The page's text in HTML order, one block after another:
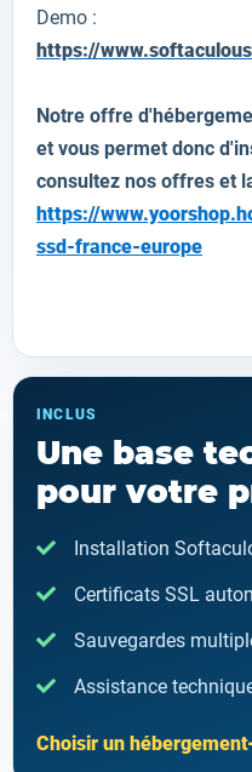
Demo :
https://
Notre offre
et vous permet donc
consultez nos offres et
https://
ssd-france-europe
INCLUS
Une base
pour votre
Installation
Certificats SSL
Sauvegardes
Assistance
Choisir un hébergement